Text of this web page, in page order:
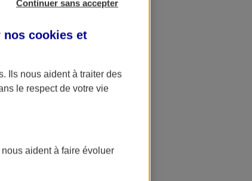
Continuer sans accepter
nos cookies et
. Ils nous aident à traiter des
le respect de votre vie
aident à faire évoluer